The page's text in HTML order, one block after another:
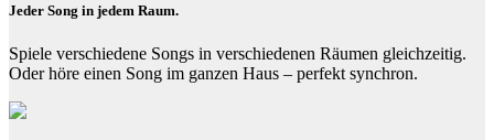
Jeder Song in jedem Raum.
Spiele verschiedene Songs in verschiedenen Räumen gleichzeitig.
Oder höre einen Song im ganzen Haus – perfekt synchron.